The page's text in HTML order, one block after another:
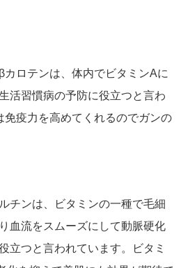
ロテンは、体内でビタミンAに
活習慣病の予防に役立つと言わ
免疫力を高めてくれるのでガンの
チンは、ビタミンの一種で毛細
血流をスムーズにして動脈硬化
立つと言われています。ビタミ